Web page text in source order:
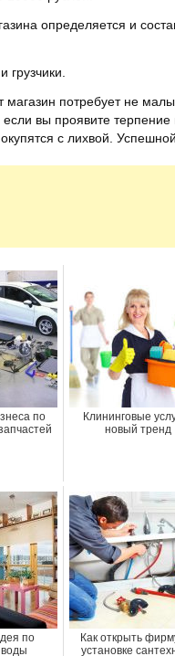
определяется и
грузчики.
магазин потребует не
вы проявите
с лихвой.
по
Клининговые
новый тренд
по
воды
Как открыть
установке